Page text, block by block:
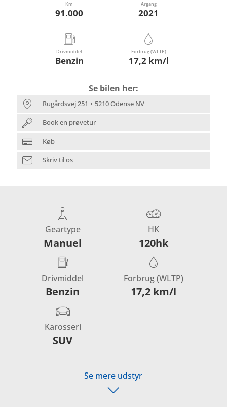
Km
91.000
Årgang
2021
Drivmiddel
Benzin
Forbrug (WLTP)
17,2 km/l
Se bilen her:
Rugårdsvej 251 5210 Odense NV
Book en prøvetur
Køb
Skriv til os
Geartype
Manuel
HK
120hk
Drivmiddel
Benzin
Forbrug (WLTP)
17,2 km/l
Karosseri
SUV
Se mere udstyr